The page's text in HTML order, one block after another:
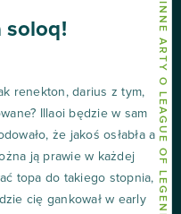
INNE ARTY O LEAGUE OF LEGENDS
soloq!
renekton, darius z tym,
Illaoi będzie w sam
że jakoś osłabła a
ją prawie w każdej
topa do takiego stopnia,
cię gankował w early